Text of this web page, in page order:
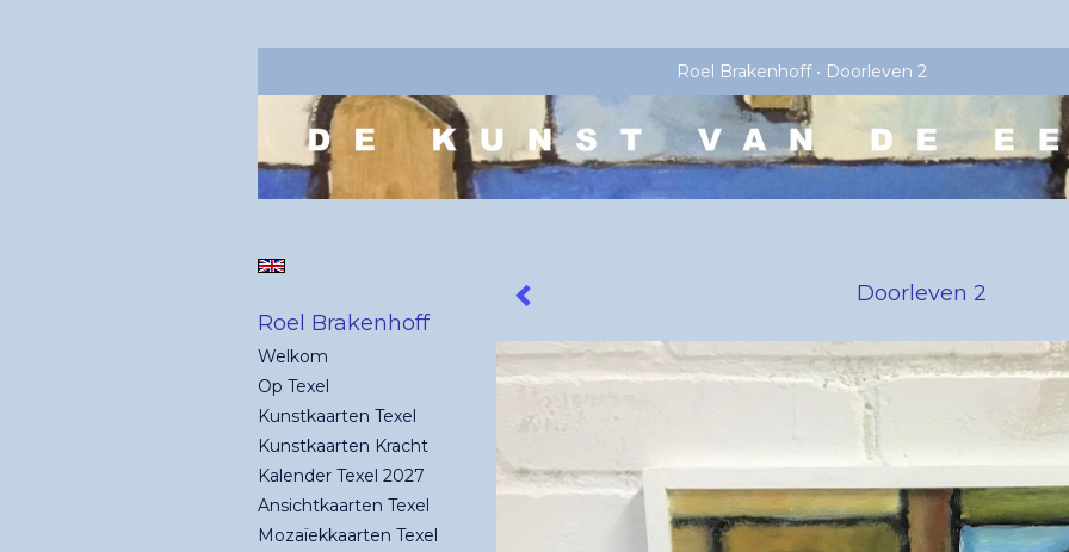
Roel Brakenhoff Doorleven 2
Doorleven 2
Roel Brakenhoff
Welkom
Op Texel
Kunstkaarten Texel
Kunstkaarten Kracht
Kalender Texel 2027
Ansichtkaarten Texel
Mozaïekkaarten Texel